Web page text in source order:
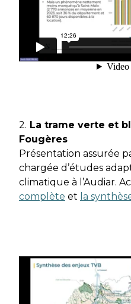
2. La trame verte et
Fougères
Présentation assurée
chargée d’études
climatique à l’Audiar.
complète et la